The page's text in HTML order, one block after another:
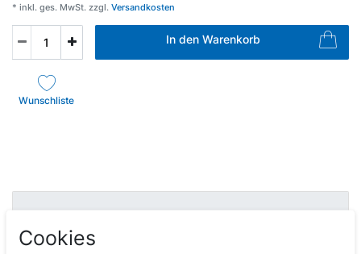
* inkl. ges. MwSt. zzgl. Versandkosten
In den Warenkorb
Wunschliste
Cookies